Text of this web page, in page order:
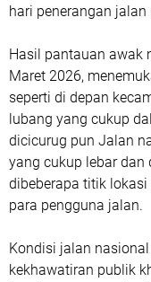
hari penerangan
Hasil pantauan awak
Maret 2026,
seperti di depan
lubang yang cukup
dicicurug pun Jalan
yang cukup lebar dan
dibeberapa titik
para pengguna jalan.
Kondisi jalan
kekhawatiran publik